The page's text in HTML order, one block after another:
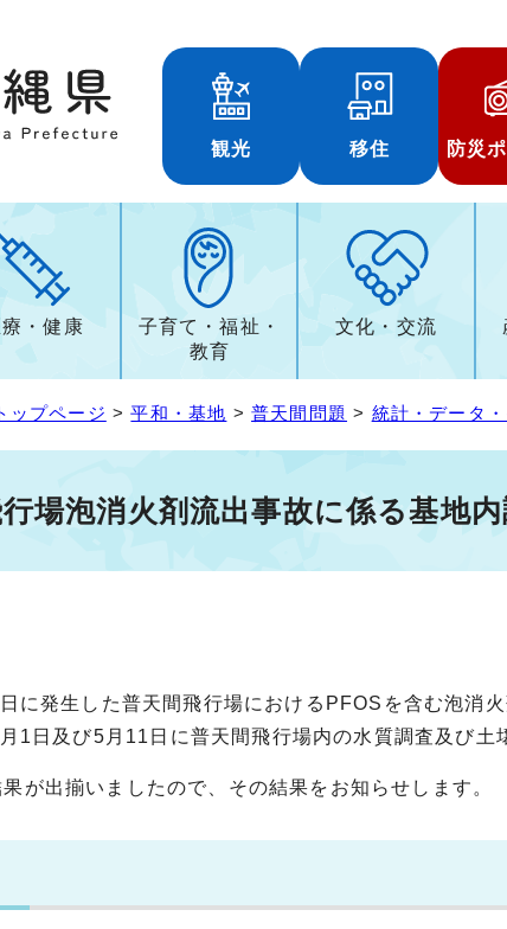
観光 移住 防災
療・健康
子育て・福祉・
教育
文化・交流
ップページ >平和・基地 >普天間問題 > 統計・データ
場泡消火剤流出事故に係る基地
に発生した普天間飛行場におけるPFOSを含む泡消
1日及び5月11日に普天間飛行場内の水質調査及び土
が出揃いましたので、その結果をお知らせします。